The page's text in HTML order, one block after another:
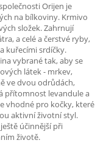
Orijen je
na bílkoviny. Krmivo
složek. Zahrnují
a celé a čerstvé ryby,
kuřecími srdíčky.
vybrané tak, aby se
látek - mrkev,
ve dvou odrůdách,
přítomnost levandule a
vhodné pro kočky, které
aktivní životní styl.
účinnější při
životě.